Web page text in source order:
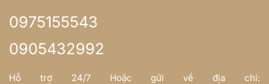
0975155543
0905432992
Hỗ trợ 24/7 Hoặc gửi về địa chỉ: